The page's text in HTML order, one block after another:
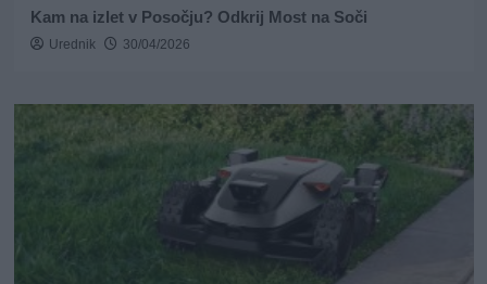
Kam na izlet v Posočju? Odkrij Most na Soči
Urednik 30/04/2026